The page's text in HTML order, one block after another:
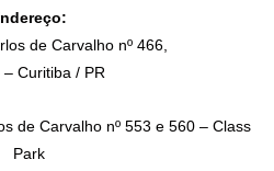
de Carvalho nº 466,
– Curitiba / PR
de Carvalho nº 553 e 560 – Class
Park